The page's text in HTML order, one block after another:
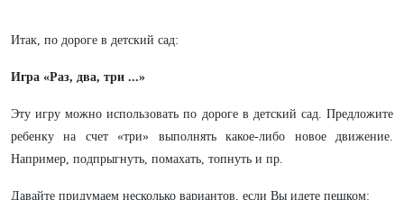
Итак, по дороге в детский сад:
Игра «Раз, два, три ...»
Эту игру можно использовать по дороге в детский сад. Предложите
ребенку на счет «три» выполнять какое-либо новое движение.
Например, подпрыгнуть, помахать, топнуть и пр.
Давайте придумаем несколько вариантов, если Вы идете пешком: